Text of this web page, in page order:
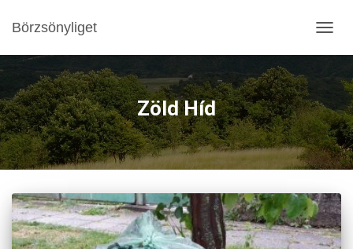
Börzsönyliget
BE-/
Zöld Híd